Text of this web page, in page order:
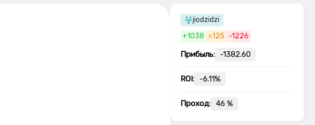
jiodzidzi
+1038 =125 -1226
Прибыль: -1382.60
ROI: -6.11%
Проход: 46 %